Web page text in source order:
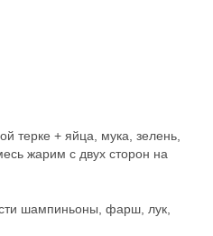
терке + яйца, мука, зелень,
жарим с двух сторон на
шампиньоны, фарш, лук,